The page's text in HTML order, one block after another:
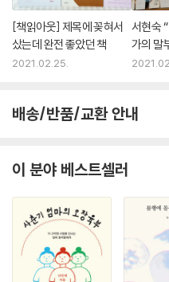
[책읽아웃] 제목에 꽂혀서
샀는데 완전 좋았던 책
2021.02.25.
서현숙 “
가의 말
작하셨
배송/반품/교환 안내
이 분야 베스트셀러